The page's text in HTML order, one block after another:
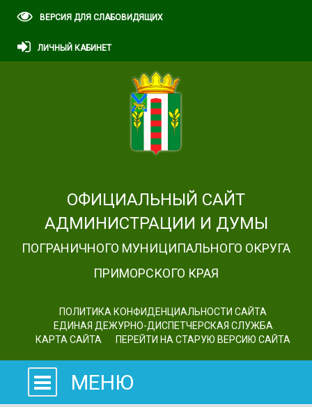
ВЕРСИЯ ДЛЯ СЛАБОВИДЯЩИХ
ЛИЧНЫЙ КАБИНЕТ
ОФИЦИАЛЬНЫЙ САЙТ
АДМИНИСТРАЦИИ И ДУМЫ
ПОГРАНИЧНОГО МУНИЦИПАЛЬНОГО ОКРУГА
ПРИМОРСКОГО КРАЯ
ПОЛИТИКА КОНФИДЕНЦИАЛЬНОСТИ САЙТА
ЕДИНАЯ ДЕЖУРНО-ДИСПЕТЧЕРСКАЯ СЛУЖБА
КАРТА САЙТА
ПЕРЕЙТИ НА СТАРУЮ ВЕРСИЮ САЙТА
МЕНЮ